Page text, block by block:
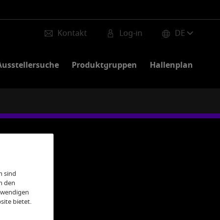
DE
Log-in
Kontakt
Produktgruppen Hallenplan
sind
den
bietet.